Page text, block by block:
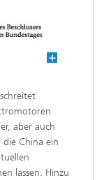
aber auch
China ein
lassen. Hinzu